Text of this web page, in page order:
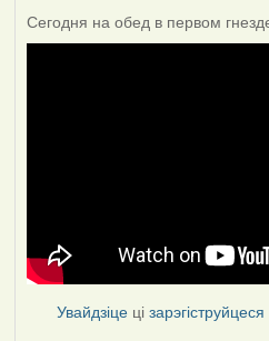
Сегодня на обед в первом
Увайдзіце цізарэгіструйцеся